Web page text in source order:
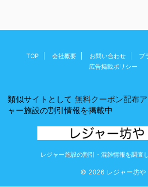
TOP 会社概要 お問い合わせ
プ
広告掲載ポリシー
類似サイトとして 無料クーポン配布
ャー施設の割引情報を掲載中
レジャー施設の割引・混雑情報を調査
© 2026 レジャー坊や